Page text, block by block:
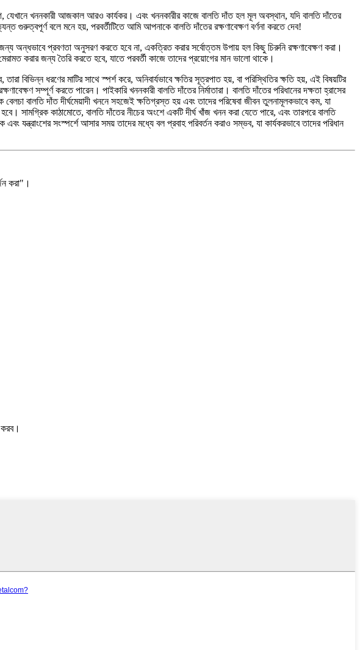
যেখানে খননকারী আজকাল আরও কার্যকর। এবং খননকারীর কাজে বালতি দাঁত হল মূল অবস্থান, যদি বালতি দাঁতের
গুরুত্বপূর্ণ বলে মনে হয়, পরবর্তীটিতে আমি আপনাকে বালতি দাঁতের রক্ষণাবেক্ষণ বর্ণনা করতে দেব!
অন্ধভাবে প্রবণতা অনুসরণ করতে হবে না, একত্রিত করার সর্বোত্তম উপায় হল কিছু চিরুনি রক্ষণাবেক্ষণ করা।
করার জন্য তৈরি করতে হবে, যাতে পরবর্তী কাজে তাদের প্রয়োগের মান ভালো থাকে।
বিভিন্ন ধরণের মাটির সাথে স্পর্শ করে, অনিবার্যভাবে ক্ষতির সূত্রপাত হয়, বা পরিস্থিতির ক্ষতি হয়, এই বিষয়টির
সম্পূর্ণ করতে পারেন। পাইকারি খননকারী বালতি দাঁতের নির্মাতারা। বালতি দাঁতের পরিধানের দক্ষতা হ্রাসের
বালতি দাঁত দীর্ঘমেয়াদী খননে সহজেই ক্ষতিগ্রস্ত হয় এবং তাদের পরিষেবা জীবন তুলনামূলকভাবে কম, যা
সামগ্রিক কাঠামোতে, বালতি দাঁতের নীচের অংশে একটি দীর্ঘ খাঁজ খনন করা যেতে পারে, এবং তারপরে বালতি
যন্ত্রাংশের সংস্পর্শে আসার সময় তাদের মধ্যে বল প্রবাহ পরিবর্তন করাও সম্ভব, যা কার্যকরভাবে তাদের পরিধান
করা"।